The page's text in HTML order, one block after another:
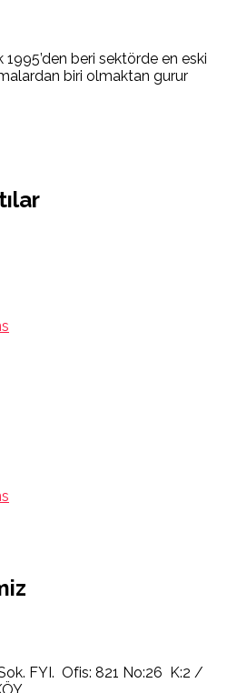
1995’den beri sektörde en eski
biri olmaktan gurur
FYI. Ofis: 821 No:26 K:2 /